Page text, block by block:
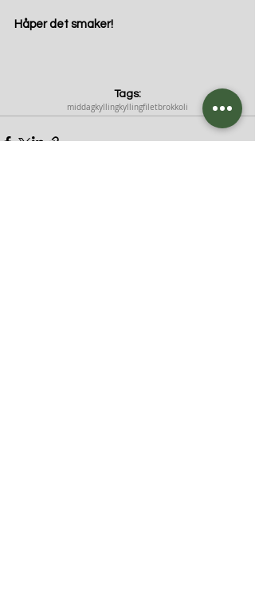
Håper det smaker!
Tags:
middagkyllingkyllingfiletbrokkoli